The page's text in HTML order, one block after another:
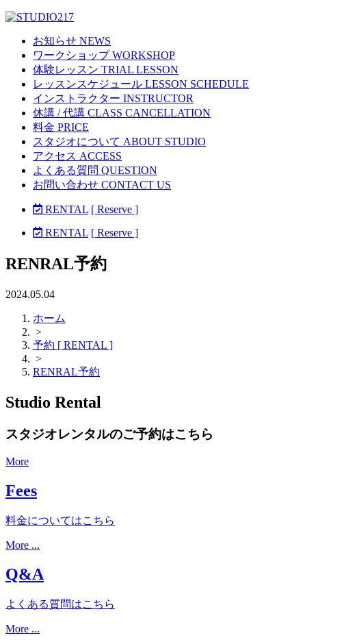
お知らせ NEWS
ワークショップ WORKSHOP
体験レッスン TRIAL LESSON
レッスンスケジュール LESSON SCHEDULE
インストラクター INSTRUCTOR
休講 / 代講 CLASS CANCELLATION
料金 PRICE
スタジオについて ABOUT STUDIO
アクセス ACCESS
よくある質問 QUESTION
お問い合わせ CONTACT US
RENTAL [ Reserve ]
RENTAL [ Reserve ]
RENRAL予約
2024.05.04
ホーム
>
予約 [ RENTAL ]
>
RENRAL予約
Studio Rental
スタジオレンタルのご予約はこちら
More
Fees
料金についてはこちら
More ...
Q&A
よくある質問はこちら
More ...